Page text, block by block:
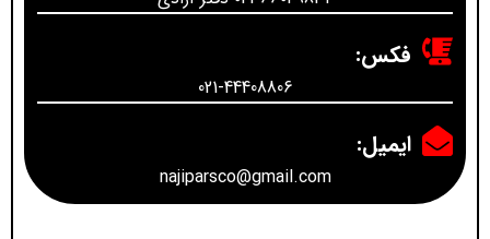
فکس:
021-44408806
ایمیل:
najiparsco@gmail.com